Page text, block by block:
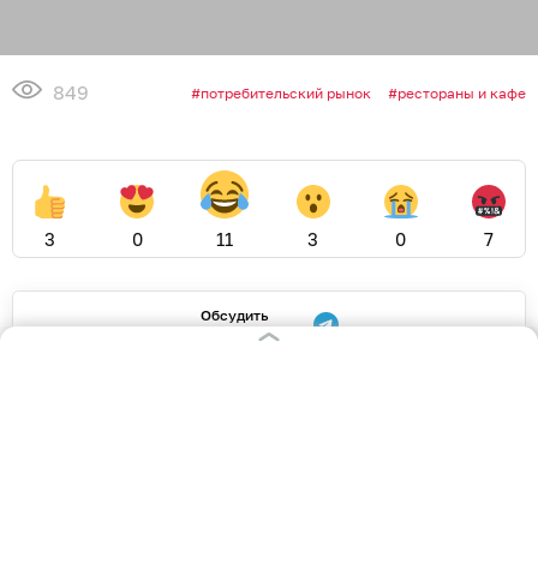
849 потребительский рынок рестораны и кафе
3 0 11 3 0 7
Обсудить
в Телеграме